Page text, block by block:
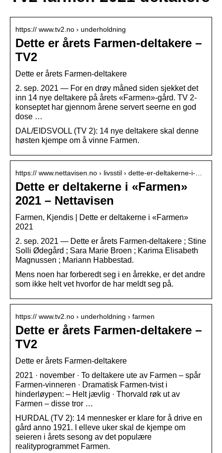
https:// www.tv2.no › underholdning
Dette er årets Farmen-deltakere –
TV2
Dette er årets Farmen-deltakere
2. sep. 2021 — For en drøy måned siden sjekket det
inn 14 nye deltakere på årets «Farmen»-gård. TV 2-
konseptet har gjennom årene servert seerne en god
dose …
DAL/EIDSVOLL (TV 2): 14 nye deltakere skal denne
høsten kjempe om å vinne Farmen.
https:// www.nettavisen.no › livsstil › dette-er-deltakerne-i-…
Dette er deltakerne i «Farmen»
2021 – Nettavisen
Farmen, Kjendis | Dette er deltakerne i «Farmen»
2021
2. sep. 2021 — Dette er årets Farmen-deltakere ; Stine
Solli Ødegård ; Sara Marie Broen ; Karima Elisabeth
Magnussen ; Mariann Habbestad.
Mens noen har forberedt seg i en årrekke, er det andre
som ikke helt vet hvorfor de har meldt seg på.
https:// www.tv2.no › underholdning › farmen
Dette er årets Farmen-deltakere –
TV2
Dette er årets Farmen-deltakere
2021 · november · To deltakere ute av Farmen – spår
Farmen-vinneren · Dramatisk Farmen-tvist i
hinderløypen: – Helt jævlig · Thorvald røk ut av
Farmen – disse tror …
HURDAL (TV 2): 14 mennesker er klare for å drive en
gård anno 1921. I elleve uker skal de kjempe om
seieren i årets sesong av det populære
realityprogrammet Farmen.